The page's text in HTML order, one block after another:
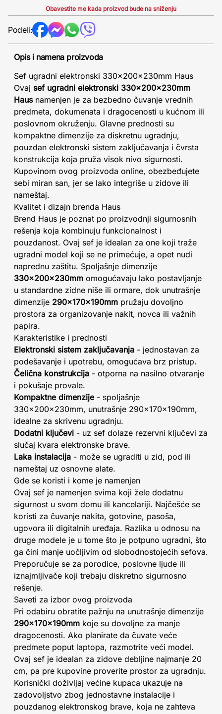
Obavestite me kada proizvod bude na sniženju
Podeli:
Opis i namena proizvoda
Sef ugradni elektronski 330x200x230mm Haus
Ovaj sef ugradni elektronski 330x200x230mm
Hausnamenjen je za bezbedno čuvanje vrednih
predmeta, dokumenata i dragocenosti u kućnom ili
poslovnom okruženju. Glavne prednosti su
kompaktne dimenzije za diskretnu ugradnju,
pouzdan elektronski sistem zaključavanja i čvrsta
konstrukcija koja pruža visok nivo sigurnosti.
Kupovinom ovog proizvoda online, obezbeđujete
sebi miran san, jer se lako integriše u zidove ili
nameštaj.
Kvalitet i dizajn brenda Haus
Brend Haus je poznat po proizvodnji sigurnosnih
rešenja koja kombinuju funkcionalnost i
pouzdanost. Ovaj sef je idealan za one koji traže
ugradni model koji se ne primećuje, a opet nudi
naprednu zaštitu. Spoljašnje dimenzije
330x200x230mm omogućavaju lako postavljanje
u standardne zidne niše ili ormare, dok unutrašnje
dimenzije 290x170x190mm pružaju dovoljno
prostora za organizovanje nakit, novca ili važnih
papira.
Karakteristike i prednosti
Elektronski sistem zaključavanja - jednostavan za
podešavanje i upotrebu, omogućava brz pristup.
Čelična konstrukcija - otporna na nasilno otvaranje
i pokušaje provale.
Kompaktne dimenzije- spoljašnje
330x200x230mm, unutrašnje 290x170x190mm,
idealne za skrivenu ugradnju.
Dodatni ključevi - uz sef dolaze rezervni ključevi za
slučaj kvara elektronske brave.
Laka instalacija - može se ugraditi u zid, pod ili
nameštaj uz osnovne alate.
Gde se koristi i kome je namenjen
Ovaj sef je namenjen svima koji žele dodatnu
sigurnost u svom domu ili kancelariji. Najčešće se
koristi za čuvanje nakita, gotovine, pasoša,
ugovora ili digitalnih uređaja. Razlika u odnosu na
druge modele je u tome što je potpuno ugradni, što
ga čini manje uočljivim od slobodnostojećih sefova.
Preporučuje se za porodice, poslovne ljude ili
iznajmljivače koji trebaju diskretno sigurnosno
rešenje.
Saveti za izbor ovog proizvoda
Pri odabiru obratite pažnju na unutrašnje dimenzije
290x170x190mm koje su dovoljne za manje
dragocenosti. Ako planirate da čuvate veće
predmete poput laptopa, razmotrite veći model.
Ovaj sef je idealan za zidove debljine najmanje 20
cm, pa pre kupovine proverite prostor za ugradnju.
Korisnički doživljaj većine kupaca ukazuje na
zadovoljstvo zbog jednostavne instalacije i
pouzdanog elektronskog brave, koja ne zahteva